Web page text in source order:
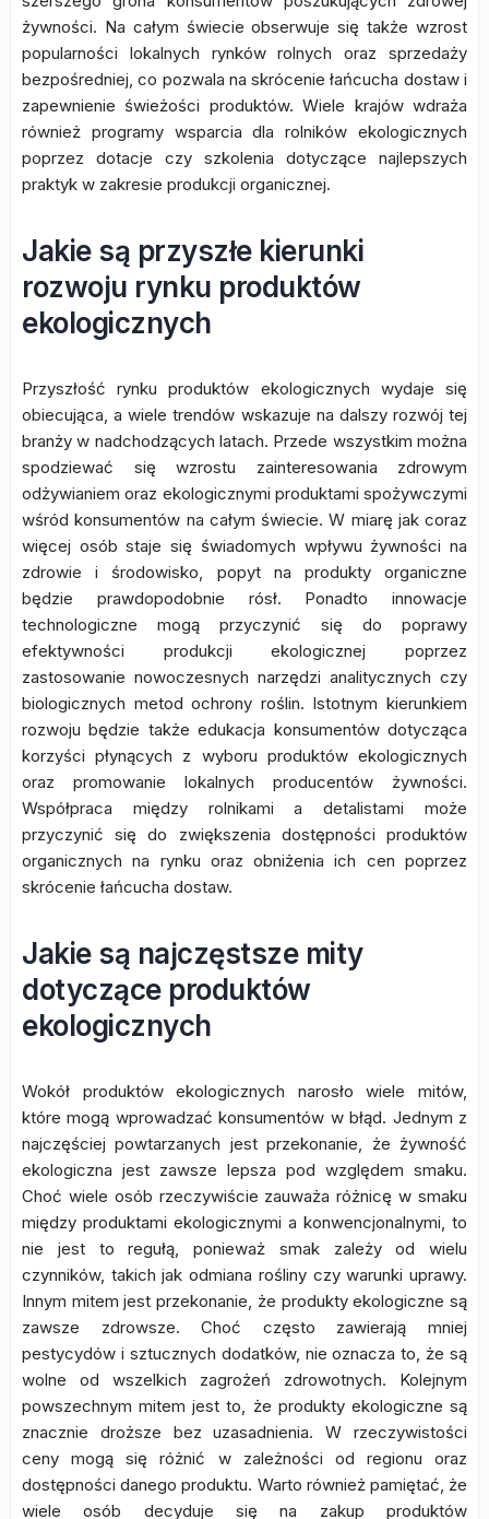
żywności. Na całym świecie obserwuje się także wzrost
popularności lokalnych rynków rolnych oraz sprzedaży
bezpośredniej, co pozwala na skrócenie łańcucha dostaw i
zapewnienie świeżości produktów. Wiele krajów wdraża
również programy wsparcia dla rolników ekologicznych
poprzez dotacje czy szkolenia dotyczące najlepszych
praktyk w zakresie produkcji organicznej.
Jakie są przyszłe kierunki
rozwoju rynku produktów
ekologicznych
Przyszłość rynku produktów ekologicznych wydaje się
obiecująca, a wiele trendów wskazuje na dalszy rozwój tej
branży w nadchodzących latach. Przede wszystkim można
spodziewać się wzrostu zainteresowania zdrowym
odżywianiem oraz ekologicznymi produktami spożywczymi
wśród konsumentów na całym świecie. W miarę jak coraz
więcej osób staje się świadomych wpływu żywności na
zdrowie i środowisko, popyt na produkty organiczne
będzie prawdopodobnie rósł. Ponadto innowacje
technologiczne mogą przyczynić się do poprawy
efektywności produkcji ekologicznej poprzez
zastosowanie nowoczesnych narzędzi analitycznych czy
biologicznych metod ochrony roślin. Istotnym kierunkiem
rozwoju będzie także edukacja konsumentów dotycząca
korzyści płynących z wyboru produktów ekologicznych
oraz promowanie lokalnych producentów żywności.
Współpraca między rolnikami a detalistami może
przyczynić się do zwiększenia dostępności produktów
organicznych na rynku oraz obniżenia ich cen poprzez
skrócenie łańcucha dostaw.
Jakie są najczęstsze mity
dotyczące produktów
ekologicznych
Wokół produktów ekologicznych narosło wiele mitów,
które mogą wprowadzać konsumentów w błąd. Jednym z
najczęściej powtarzanych jest przekonanie, że żywność
ekologiczna jest zawsze lepsza pod względem smaku.
Choć wiele osób rzeczywiście zauważa różnicę w smaku
między produktami ekologicznymi a konwencjonalnymi, to
nie jest to regułą, ponieważ smak zależy od wielu
czynników, takich jak odmiana rośliny czy warunki uprawy.
Innym mitem jest przekonanie, że produkty ekologiczne są
zawsze zdrowsze. Choć często zawierają mniej
pestycydów i sztucznych dodatków, nie oznacza to, że są
wolne od wszelkich zagrożeń zdrowotnych. Kolejnym
powszechnym mitem jest to, że produkty ekologiczne są
znacznie droższe bez uzasadnienia. W rzeczywistości
ceny mogą się różnić w zależności od regionu oraz
dostępności danego produktu. Warto również pamiętać, że
wiele osób decyduje się na zakup produktów